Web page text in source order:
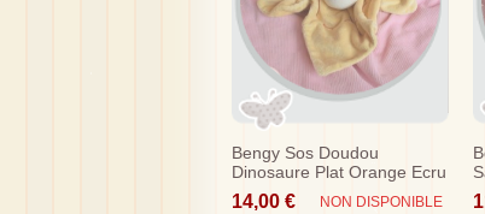
Bengy Sos Doudou
Dinosaure Plat Orange Ecru
Traits
14,00 € NON DISPONIBLE